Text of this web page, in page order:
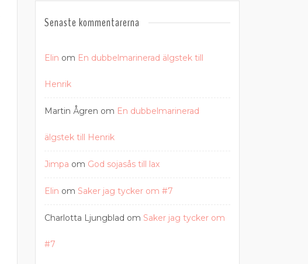
Senaste kommentarerna
Elin om En dubbelmarinerad älgstek till
Henrik
Martin Ågren om En dubbelmarinerad
älgstek till Henrik
Jimpa om God sojasås till lax
Elin om Saker jag tycker om #7
Charlotta Ljungblad om Saker jag tycker om
#7